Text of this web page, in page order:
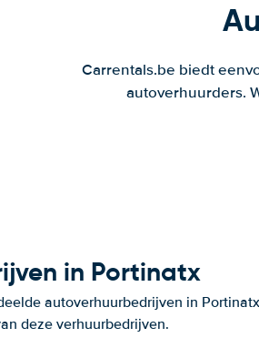
Carrentals.be biedt
autoverhuurders.
in Portinatx
autoverhuurbedrijven in
deze verhuurbedrijven.